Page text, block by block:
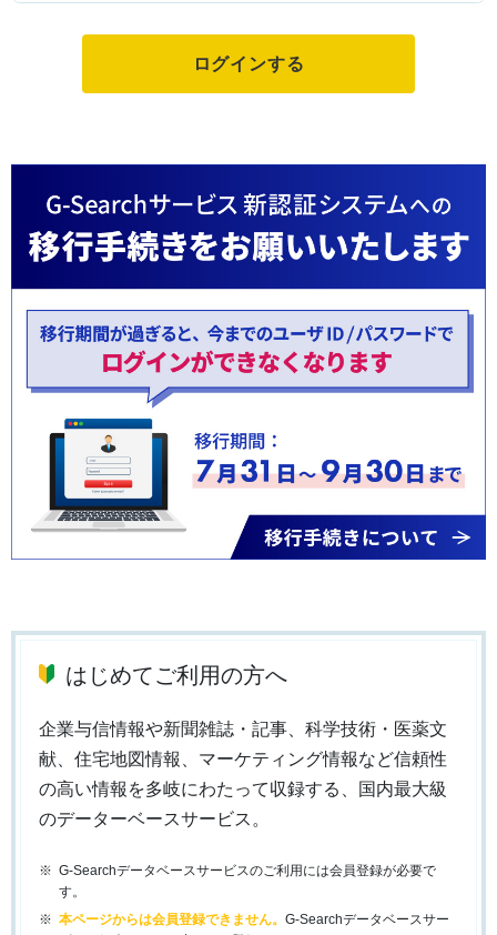
はじめてご利用の方へ
企業与信情報や新聞雑誌・記事、科学技術・医薬文
献、住宅地図情報、マーケティング情報など信頼性
の高い情報を多岐にわたって収録する、国内最大級
のデーターベースサービス。
G-Searchデータベースサービスのご利用には会員登録が必要で
す。
本ページからは会員登録できません。 G-Searchデータベースサー